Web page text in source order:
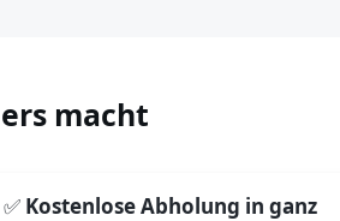
macht
Kostenlose Abholung in ganz